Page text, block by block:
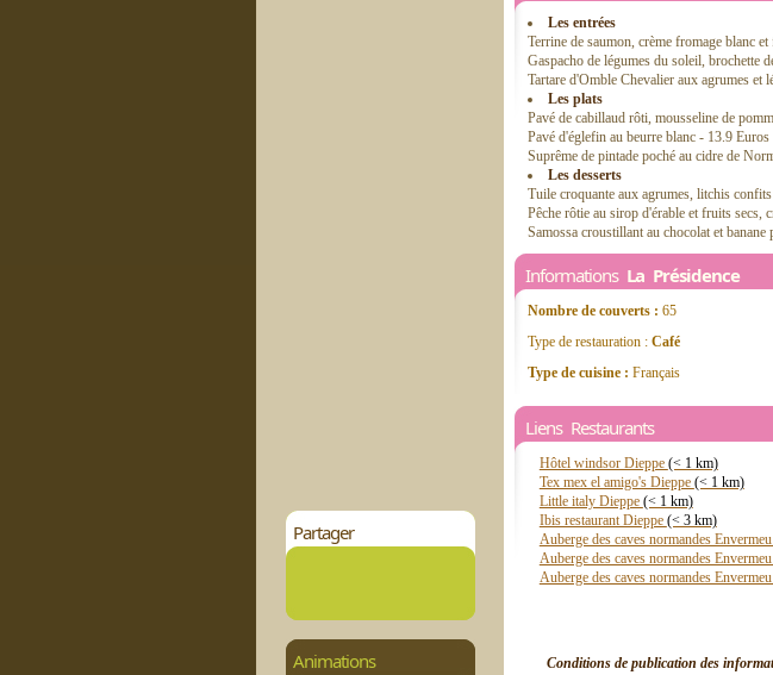
Partager
Animations
Les entrées
Terrine de saumon, crème fromage blanc
Gaspacho de légumes du soleil, brochette
Tartare d'Omble Chevalier aux agrumes et
Les plats
Pavé de cabillaud rôti, mousseline de
Pavé d'églefin au beurre blanc - 13.9 Euros
Suprême de pintade poché au cidre de
Les desserts
Tuile croquante aux agrumes, litchis
Pêche rôtie au sirop d'érable et fruits secs,
Samossa croustillant au chocolat et
Informations La Présidence
Nombre de couverts : 65
Type de restauration : Café
Type de cuisine : Français
Liens Restaurants
Hôtel windsor Dieppe (< 1 km)
Tex mex el amigo's Dieppe (< 1 km)
Little italy Dieppe (< 1 km)
Ibis restaurant Dieppe (< 3 km)
Auberge des caves normandes Envermeu
Auberge des caves normandes Envermeu
Auberge des caves normandes Envermeu
Conditions de publication des